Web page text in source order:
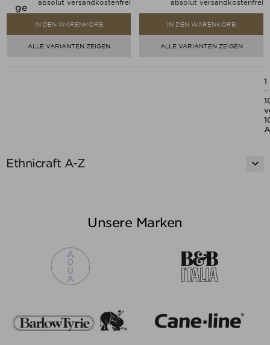
Ethnicraft A-Z 
absolut versandkostenfrei
IN DEN WARENKORB
ALLE VARIANTEN ZEIGEN
absolut versandkostenfrei
IN DEN WARENKORB
ALLE VARIANTEN ZEIGEN
1
-
Unsere Marken